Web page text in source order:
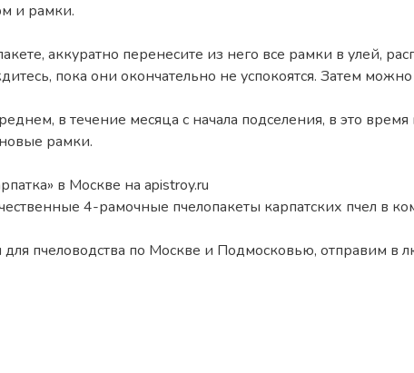
и рамки.
аккуратно перенесите из него все рамки в улей,
пока они окончательно не успокоятся. Затем можно
в течение месяца с начала подселения, в это
рамки.
в Москве на apistroy.ru
4-рамочные пчелопакеты карпатских пчел в
пчеловодства по Москве и Подмосковью, отправим в